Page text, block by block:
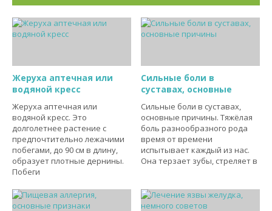
Жеруха аптечная или
водяной кресс
Жеруха аптечная или
водяной кресс. Это
долголетнее растение с
предпочтительно лежачими
побегами, до 90 см в длину,
образует плотные дернины.
Побеги
Сильные боли в
суставах, основные
Сильные боли в суставах,
основные причины. Тяжёлая
боль разнообразного рода
время от времени
испытывает каждый из нас.
Она терзает зубы, стреляет в